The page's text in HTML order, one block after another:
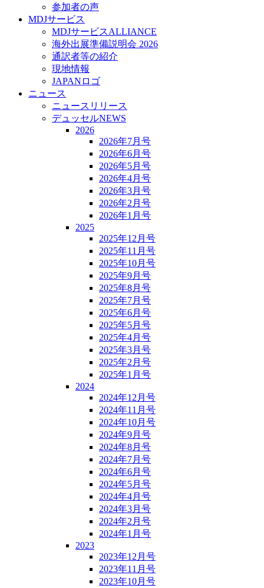
参加者の声
MDJサービス
MDJサービスALLIANCE
海外出展準備説明会 2026
通訳者等の紹介
現地情報
JAPANロゴ
ニュース
ニュースリリース
デュッセルNEWS
2026
2026年7月号
2026年6月号
2026年5月号
2026年4月号
2026年3月号
2026年2月号
2026年1月号
2025
2025年12月号
2025年11月号
2025年10月号
2025年9月号
2025年8月号
2025年7月号
2025年6月号
2025年5月号
2025年4月号
2025年3月号
2025年2月号
2025年1月号
2024
2024年12月号
2024年11月号
2024年10月号
2024年9月号
2024年8月号
2024年7月号
2024年6月号
2024年5月号
2024年4月号
2024年3月号
2024年2月号
2024年1月号
2023
2023年12月号
2023年11月号
2023年10月号